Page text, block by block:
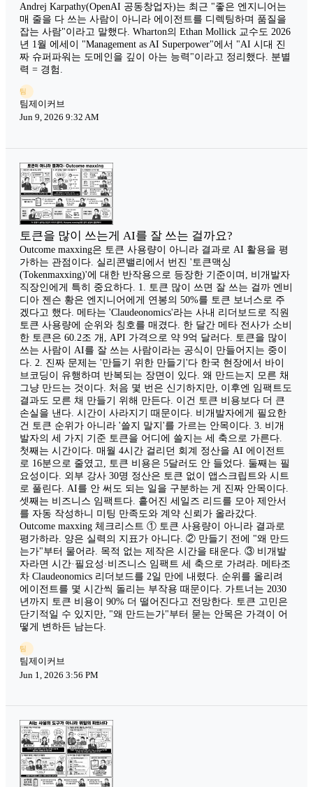
Andrej Karpathy(OpenAI 공동창업자)는 최근 "좋은 엔지니어는
매 줄을 다 쓰는 사람이 아니라 에이전트를 디렉팅하며 품질을
잡는 사람"이라고 말했다. Wharton의 Ethan Mollick 교수도 2026
년 1월 에세이 "Management as AI Superpower"에서 "AI 시대 진
짜 슈퍼파워는 도메인을 깊이 아는 능력"이라고 정리했다. 분별
력 = 경험.
팀
팀제이커브
Jun 9, 2026 9:32 AM
토큰을 많이 쓰는게 AI를 잘 쓰는 걸까요?
Outcome maxxing은 토큰 사용량이 아니라 결과로 AI 활용을 평
가하는 관점이다. 실리콘밸리에서 번진 '토큰맥싱
(Tokenmaxxing)'에 대한 반작용으로 등장한 기준이며, 비개발자
직장인에게 특히 중요하다. 1. 토큰 많이 쓰면 잘 쓰는 걸까 엔비
디아 젠슨 황은 엔지니어에게 연봉의 50%를 토큰 보너스로 주
겠다고 했다. 메타는 'Claudeonomics'라는 사내 리더보드로 직원
토큰 사용량에 순위와 칭호를 매겼다. 한 달간 메타 전사가 소비
한 토큰은 60.2조 개, API 가격으로 약 9억 달러다. 토큰을 많이
쓰는 사람이 AI를 잘 쓰는 사람이라는 공식이 만들어지는 중이
다. 2. 진짜 문제는 '만들기 위한 만들기'다 한국 현장에서 바이
브코딩이 유행하며 반복되는 장면이 있다. 왜 만드는지 모른 채
그냥 만드는 것이다. 처음 몇 번은 신기하지만, 이후엔 임팩트도
결과도 모른 채 만들기 위해 만든다. 이건 토큰 비용보다 더 큰
손실을 낸다. 시간이 사라지기 때문이다. 비개발자에게 필요한
건 토큰 순위가 아니라 '쓸지 말지'를 가르는 안목이다. 3. 비개
발자의 세 가지 기준 토큰을 어디에 쓸지는 세 축으로 가른다.
첫째는 시간이다. 매월 4시간 걸리던 회계 정산을 AI 에이전트
로 16분으로 줄였고, 토큰 비용은 5달러도 안 들었다. 둘째는 필
요성이다. 외부 강사 30명 정산은 토큰 없이 앱스크립트와 시트
로 풀린다. AI를 안 써도 되는 일을 구분하는 게 진짜 안목이다.
셋째는 비즈니스 임팩트다. 흩어진 세일즈 리드를 모아 제안서
를 자동 작성하니 미팅 만족도와 계약 신뢰가 올라갔다.
Outcome maxxing 체크리스트 ① 토큰 사용량이 아니라 결과로
평가하라. 양은 실력의 지표가 아니다. ② 만들기 전에 "왜 만드
는가"부터 물어라. 목적 없는 제작은 시간을 태운다. ③ 비개발
자라면 시간·필요성·비즈니스 임팩트 세 축으로 가려라. 메타조
차 Claudeonomics 리더보드를 2일 만에 내렸다. 순위를 올리려
에이전트를 몇 시간씩 돌리는 부작용 때문이다. 가트너는 2030
년까지 토큰 비용이 90% 더 떨어진다고 전망한다. 토큰 고민은
단기적일 수 있지만, "왜 만드는가"부터 묻는 안목은 가격이 어
떻게 변하든 남는다.
팀
팀제이커브
Jun 1, 2026 3:56 PM